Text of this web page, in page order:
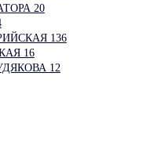
20
136
16
12